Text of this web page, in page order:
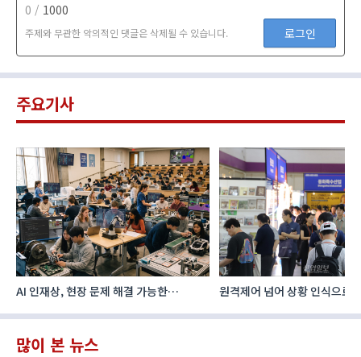
0 / 1000
주제와 무관한 악의적인 댓글은 삭제될 수 있습니다. 로그인
주요기사
AI 인재상, 현장 문제 해결 가능한
원격제어 넘어 상황 인식으로,
많이 본 뉴스